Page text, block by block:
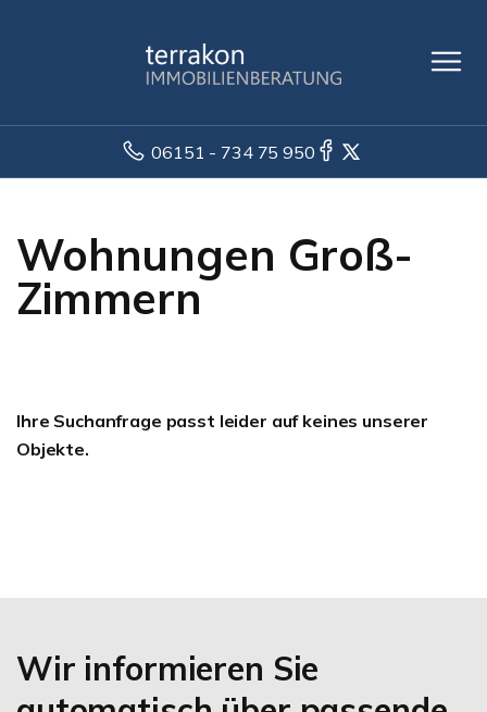
06151 - 734 75 950
Wohnungen Groß-
Zimmern
Ihre Suchanfrage passt leider auf keines unserer
Objekte.
Wir informieren Sie